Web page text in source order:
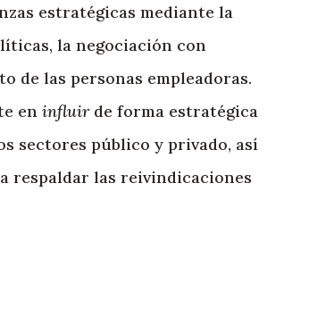
estratégicas mediante la
la negociación con
de las personas empleadoras.
en influirde forma estratégica
sectores público y privado, así
respaldar las reivindicaciones